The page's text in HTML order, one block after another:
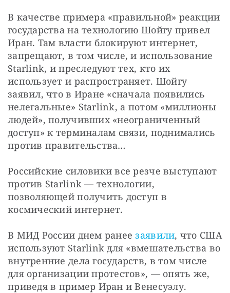
В качестве примера «правильной» реакции
государства на технологию Шойгу привел
Иран. Там власти блокируют интернет,
запрещают, в том числе, и использование
Starlink, и преследуют тех, кто их
использует и распространяет. Шойгу
заявил, что в Иране «сначала появились
нелегальные» Starlink, а потом «миллионы
людей», получивших «неограниченный
доступ» к терминалам связи, поднимались
против правительства…
Российские силовики все резче выступают
против Starlink — технологии,
позволяющей получить доступ в
космический интернет.
В МИД России днем ранее заявили, что США
используют Starlink для «вмешательства во
внутренние дела государств, в том числе
для организации протестов», — опять же,
приведя в пример Иран и Венесуэлу.